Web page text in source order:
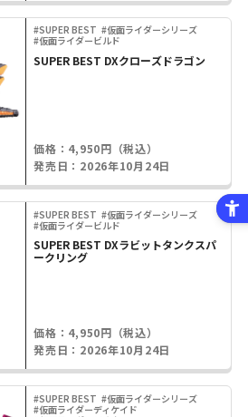
#SUPER BEST #仮面ライダーシリーズ
#仮面ライダービルド
SUPER BEST DXクローズドラゴン
価格：4,950円（税込）
発売日：2026年10月24日
#SUPER BEST #仮面ライダーシリーズ
#仮面ライダービルド
SUPER BEST DXラビットタンクスパ
ークリング
価格：4,950円（税込）
発売日：2026年10月24日
#SUPER BEST #仮面ライダーシリーズ
#仮面ライダーディケイド